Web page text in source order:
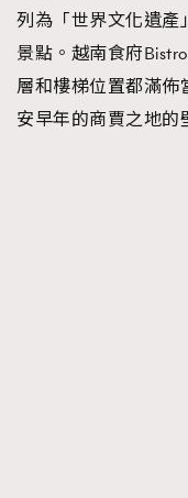
列為「世界文化遺產
景點。越南食府
層和樓梯位置都滿佈
安早年的商賈之地的